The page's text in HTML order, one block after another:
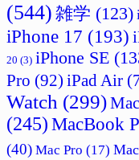
(544) 雑学 (123)
iPhone 17 (193)
20 (3) iPhone SE
Pro (92) iPad Air
Watch (299)
(245) MacBook
(40) Mac Pro (17)